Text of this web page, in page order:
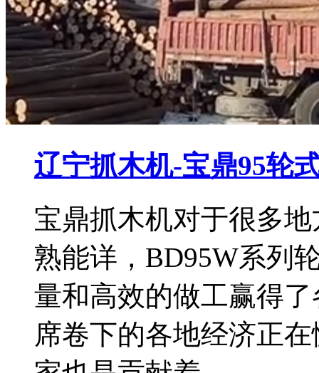
辽宁抓木机-宝鼎95轮
宝鼎抓木机对于很多
熟能详，BD95W系列
量和高效的做工赢得
席卷下的各地经济正